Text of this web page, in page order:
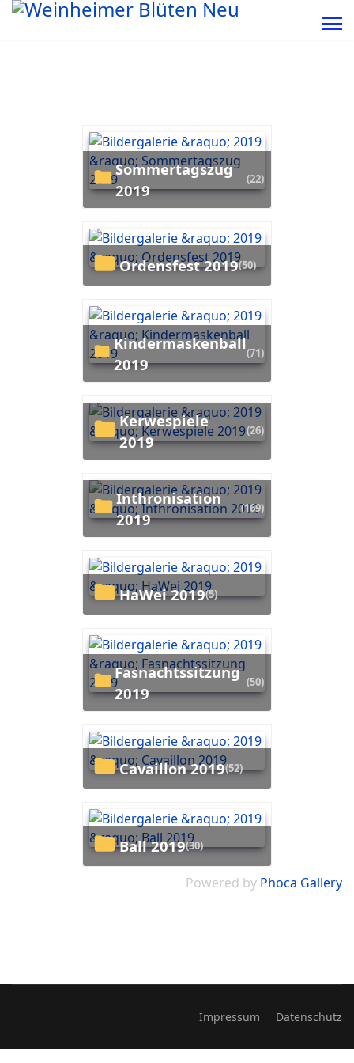
Sommertagszug
2019
(22)
Ordensfest 2019(50)
Kindermaskenball
2019
(71)
Kerwespiele
2019
(26)
Inthronisation
2019
(169)
HaWei 2019(5)
Fasnachtssitzung
2019
(50)
Cavaillon 2019(52)
Ball 2019(30)
Powered by Phoca Gallery
Impressum Datenschutz